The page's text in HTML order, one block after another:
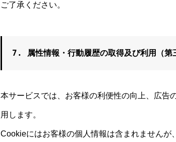
ご了承ください。
7. 属性情報・行動履歴の取得及び利用（第
本サービスでは、お客様の利便性の向上、広告
用します。
Cookieにはお客様の個人情報は含まれません